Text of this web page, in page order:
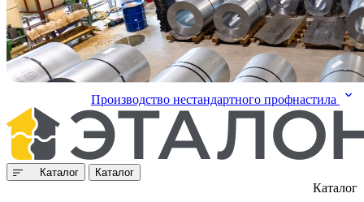
Производство нестандартного профнастила
Каталог Каталог
Каталог